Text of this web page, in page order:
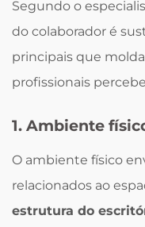
Segundo o
do colaborador é
principais que
profissionais
1. Ambiente
O ambiente físico
relacionados ao
estrutura do